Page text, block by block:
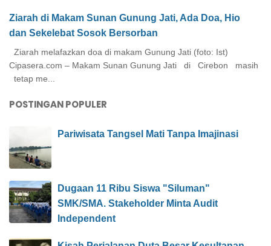
Ziarah di Makam Sunan Gunung Jati, Ada Doa, Hio
dan Sekelebat Sosok Bersorban
Ziarah melafazkan doa di makam Gunung Jati (foto: Ist)
Cipasera.com – Makam Sunan Gunung Jati di Cirebon masih
tetap me...
POSTINGAN POPULER
Pariwisata Tangsel Mati Tanpa Imajinasi
Dugaan 11 Ribu Siswa "Siluman"
SMK/SMA. Stakeholder Minta Audit
Independent